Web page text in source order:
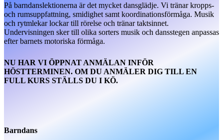
På barndanslektionerna är det mycket dansglädje. Vi tränar kropps-
och rumsuppfattning, smidighet samt koordinationsförmåga. Musik
och rytmlekar lockar till rörelse och tränar taktsinnet.
Undervisningen sker till olika sorters musik och dansstegen anpassas
efter barnets motoriska förmåga.
NU HAR VI ÖPPNAT ANMÄLAN INFÖR
HÖSTTERMINEN. OM DU ANMÄLER DIG TILL EN
FULL KURS STÄLLS DU I KÖ.
Barndans